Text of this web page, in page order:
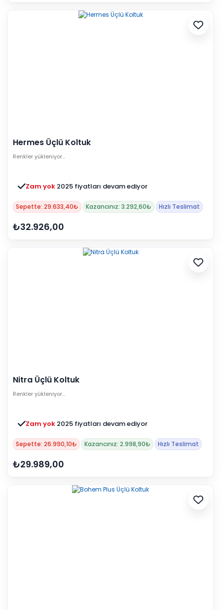
Hermes Üçlü Koltuk
Renkler yükleniyor…
Zam yok 2025 fiyatları devam ediyor
Sepette: 29.633,40₺ Kazancınız: 3.292,60₺ Hızlı Teslimat
₺32.926,00
Nitra Üçlü Koltuk
Renkler yükleniyor…
Zam yok 2025 fiyatları devam ediyor
Sepette: 26.990,10₺ Kazancınız: 2.998,90₺ Hızlı Teslimat
₺29.989,00